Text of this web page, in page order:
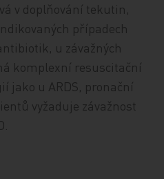
v doplňování tekutin,
případech
u závažných
komplexní resuscitační
jako u ARDS, pronační
vyžaduje závažnost